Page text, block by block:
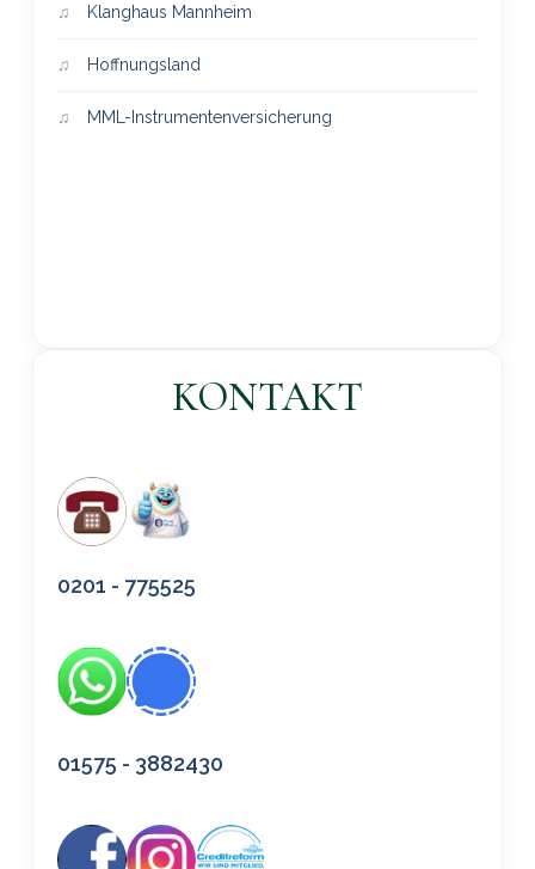
Klanghaus Mannheim
Hoffnungsland
MML-Instrumentenversicherung
KONTAKT
0201 - 775525
01575 - 3882430